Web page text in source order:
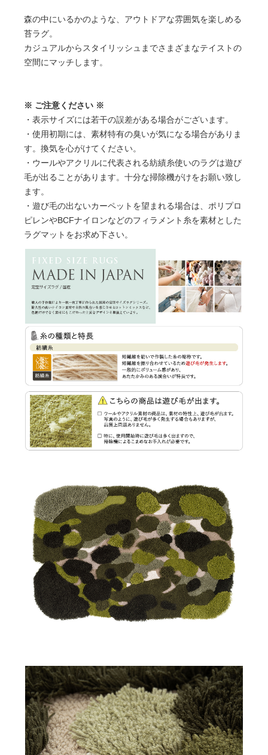
森の中にいるかのような、アウトドアな雰囲気を楽しめる
苔ラグ。
カジュアルからスタイリッシュまでさまざまなテイストの
空間にマッチします。
※ ご注意ください ※
・表示サイズには若干の誤差がある場合がございます。
・使用初期には、素材特有の臭いが気になる場合がありま
す。換気を心がけてください。
・ウールやアクリルに代表される紡績糸使いのラグは遊び
毛が出ることがあります。十分な掃除機がけをお願い致し
ます。
・遊び毛の出ないカーペットを望まれる場合は、ポリプロ
ピレンやBCFナイロンなどのフィラメント糸を素材とした
ラグマットをお求め下さい。